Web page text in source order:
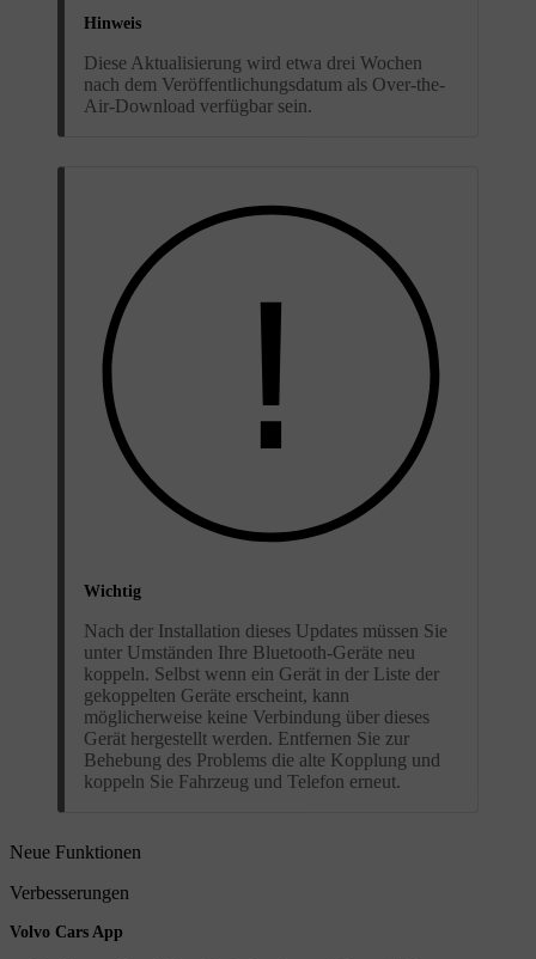
Hinweis
Diese Aktualisierung wird etwa drei Wochen
nach dem Veröffentlichungsdatum als Over-the-
Air-Download verfügbar sein.
Wichtig
Nach der Installation dieses Updates müssen Sie
unter Umständen Ihre Bluetooth-Geräte neu
koppeln. Selbst wenn ein Gerät in der Liste der
gekoppelten Geräte erscheint, kann
möglicherweise keine Verbindung über dieses
Gerät hergestellt werden. Entfernen Sie zur
Behebung des Problems die alte Kopplung und
koppeln Sie Fahrzeug und Telefon erneut.
Neue Funktionen
Verbesserungen
Volvo Cars App